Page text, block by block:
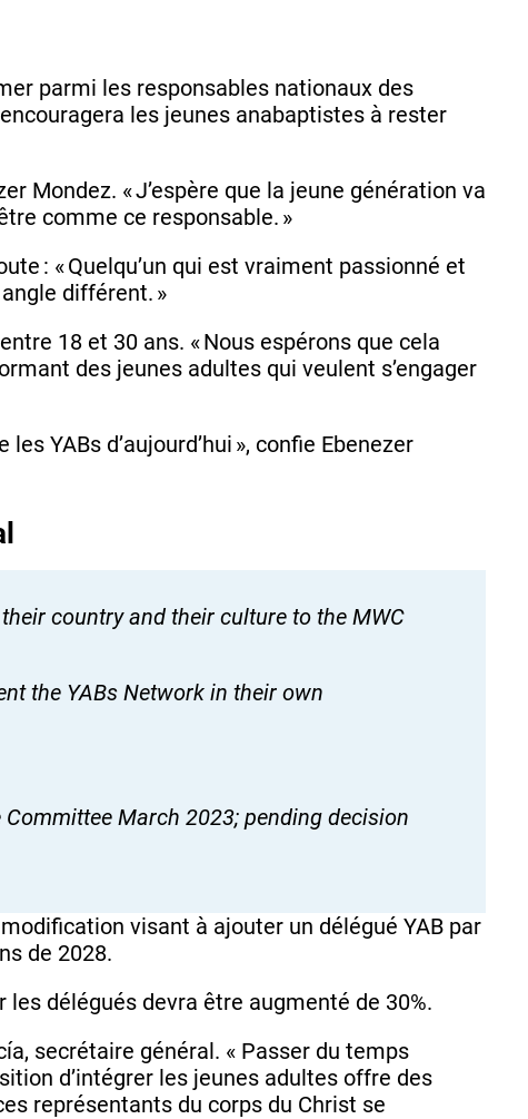
parmi les responsables nationaux des
les jeunes anabaptistes à rester
Mondez. « J’espère que la jeune génération va
comme ce responsable. »
: « Quelqu’un qui est vraiment passionné et
différent. »
18 et 30 ans. « Nous espérons que cela
des jeunes adultes qui veulent s’engager
YABs d’aujourd’hui », confie Ebenezer
country and their culture to the MWC
the YABs Network in their own
March 2023; pending decision
visant à ajouter un délégué YAB par
de 2028.
délégués devra être augmenté de 30%.
secrétaire général. « Passer du temps
d’intégrer les jeunes adultes offre des
représentants du corps du Christ se